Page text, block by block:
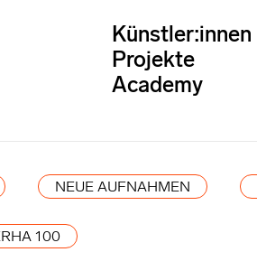
Künstler:innen
Projekte
Academy
NEUE AUFNAHMEN
100